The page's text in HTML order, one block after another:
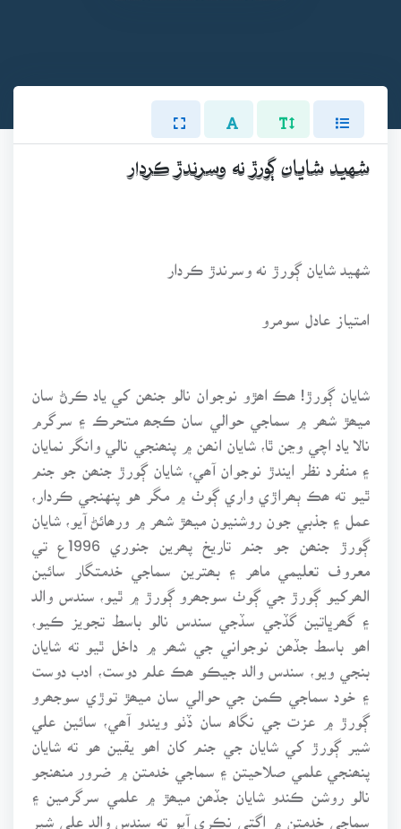
شهيد شايان ڳورڙ نه وسرندڙ ڪردار
شهيد شايان ڳورڙ نه وسرندڙ ڪردار
امتياز عادل سومرو
شايان ڳورڙ! ھڪ اھڙو نوجوان نالو جنھن کي ياد ڪرڻ سان
ميھڙ شھر ۾ سماجي حوالي سان ڪجھ متحرڪ ۽ سرگرم
نالا ياد اچي وڃن ٿا، شايان انھن ۾ پنھنجي نالي وانگر نمايان
۽ منفرد نظر ايندڙ نوجوان آھي، شايان ڳورڙ جنھن جو جنم
ٿيو ته ھڪ ٻھراڙي واري ڳوٺ ۾ مگر هو پنهنجي ڪردار،
عمل ۽ جذبي جون روشنيون ميھڙ شھر ۾ ورھائڻ آيو، شايان
معروف تعليمي ماھر ۽ بھترين سماجي خدمتگار سائين
الھرکيو ڳورڙ جي ڳوٺ سوجھرو ڳورڙ ۾ ٿيو، سندس والد
۽ گھرڀاتين گڏجي سڏجي سندس نالو باسط تجويز ڪيو،
اھو باسط جڏھن نوجواني جي شھر ۾ داخل ٿيو ته شايان
بنجي ويو، سندس والد جيڪو ھڪ علم دوست، ادب دوست
۽ خود سماجي ڪمن جي حوالي سان ميھڙ توڙي سوجھرو
ڳورڙ ۾ عزت جي نگاھ سان ڏٺو ويندو آھي، سائين علي
شير ڳورڙ کي شايان جي جنم کان اھو يقين ھو ته شايان
پنھنجي علمي صلاحيتن ۽ سماجي خدمتن ۾ ضرور منھنجو
نالو روشن ڪندو شايان جڏھن ميھڙ ۾ علمي سرگرمين ۽
سماجي خدمتن ۾ اڳتي نڪري آيو ته سندس والد علي شير